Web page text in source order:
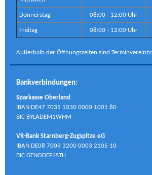
Donnerstag 08:00 - 12:00 Uhr
Freitag 08:00 - 12:00 Uhr
Außerhalb der Öffnungszeiten sind
Bankverbindungen:
Sparkasse Oberland
IBAN DE47 7035 1030 0000 1001 80
BIC BYLADEM1WHM
VR-Bank Starnberg-Zugspitze eG
IBAN DE08 7009 3200 0003 2105 10
BIC GENODEF1STH